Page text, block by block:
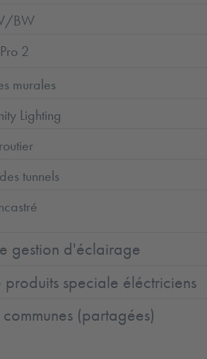
BW
2
murales
Lighting
tunnels
gestion d'éclairage
speciale éléctriciens
(partagées)